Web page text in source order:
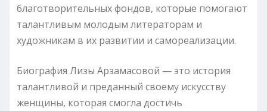
благотворительных фондов, которые помогают
талантливым молодым литераторам и
художникам в их развитии и самореализации.
Биография Лизы Арзамасовой — это история
талантливой и преданный своему искусству
женщины, которая смогла достичь